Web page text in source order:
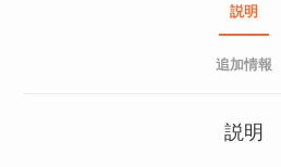
説明
追加情報
説明